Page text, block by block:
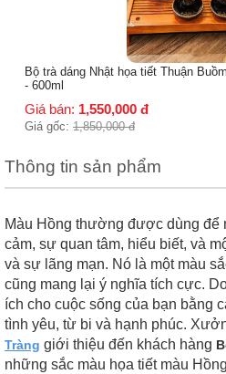
dáng Nhật họa tiết Thuận Buồm vàng
bán:1,550,000 đ
gốc:1,850,000 đ
Thông tin sản phẩm
Màu Hồng thường được dùng để
cảm, sự quan tâm, hiểu biết, và
và sự lãng mạn. Nó là một màu
cũng mang lại ý nghĩa tích cực.
ích cho cuộc sống của bạn bằng
tình yêu, từ bi và hạnh phúc.
Tràng giới thiệu đến khách hàng
những sắc màu họa tiết màu